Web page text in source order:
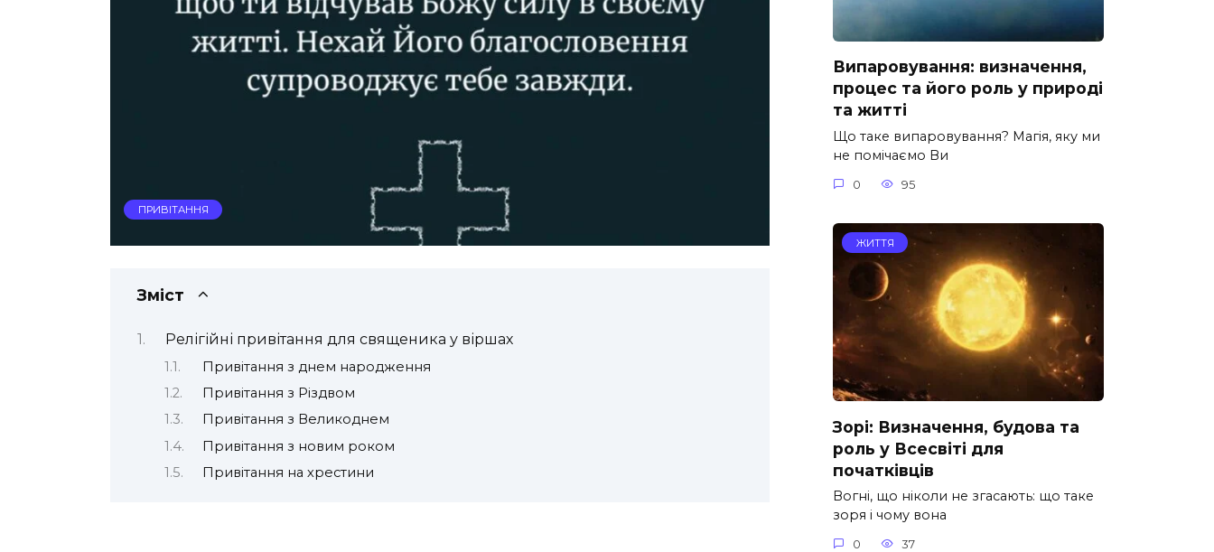
ПРИВІТАННЯ
Зміст
Релігійні привітання для священика у віршах
Привітання з днем народження
Привітання з Різдвом
Привітання з Великоднем
Привітання з новим роком
Привітання на хрестини
Випаровування: визначення,
процес та його роль у природі
та житті
Що таке випаровування? Магія, яку ми
не помічаємо Ви
0 95
ЖИТТЯ
Зорі: Визначення, будова та
роль у Всесвіті для
початківців
Вогні, що ніколи не згасають: що таке
зоря і чому вона
0 37